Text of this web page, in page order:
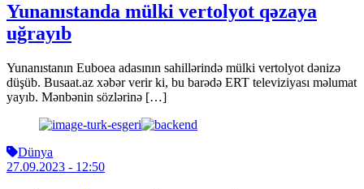
Yunanıstanda mülki vertolyot qəzaya
uğrayıb
Yunanıstanın Euboea adasının sahillərində mülki vertolyot dənizə
düşüb. Busaat.az xəbər verir ki, bu barədə ERT televiziyası məlumat
yayıb. Mənbənin sözlərinə […]
Dünya
27.09.2023 - 12:50